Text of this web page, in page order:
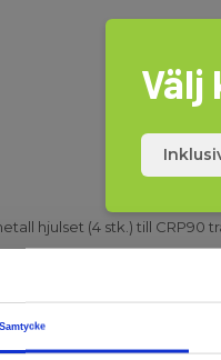
Samtycke
hjulset (4 stk.) till CRP90
Välj